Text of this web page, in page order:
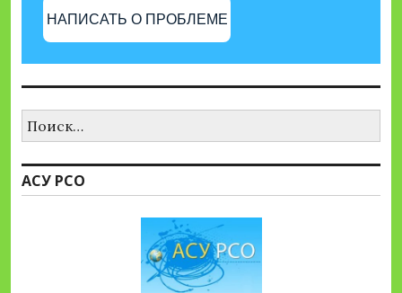
НАПИСАТЬ О ПРОБЛЕМЕ
АСУ РСО